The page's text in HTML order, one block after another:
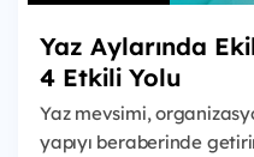
Yaz Aylarında
4 Etkili Yolu
Yaz mevsimi,
yapıyı beraberinde